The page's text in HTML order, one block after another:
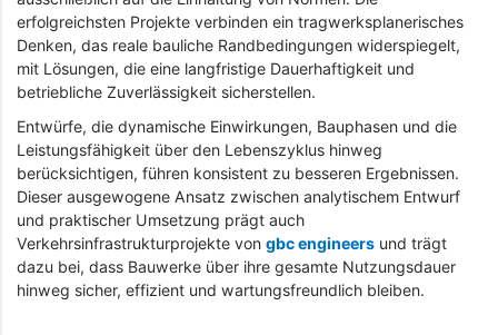
erfolgreichsten Projekte verbinden ein tragwerksplanerisches
Denken, das reale bauliche Randbedingungen widerspiegelt,
mit Lösungen, die eine langfristige Dauerhaftigkeit und
betriebliche Zuverlässigkeit sicherstellen.
Entwürfe, die dynamische Einwirkungen, Bauphasen und die
Leistungsfähigkeit über den Lebenszyklus hinweg
berücksichtigen, führen konsistent zu besseren Ergebnissen.
Dieser ausgewogene Ansatz zwischen analytischem Entwurf
und praktischer Umsetzung prägt auch
Verkehrsinfrastrukturprojekte von gbc engineers und trägt
dazu bei, dass Bauwerke über ihre gesamte Nutzungsdauer
hinweg sicher, effizient und wartungsfreundlich bleiben.